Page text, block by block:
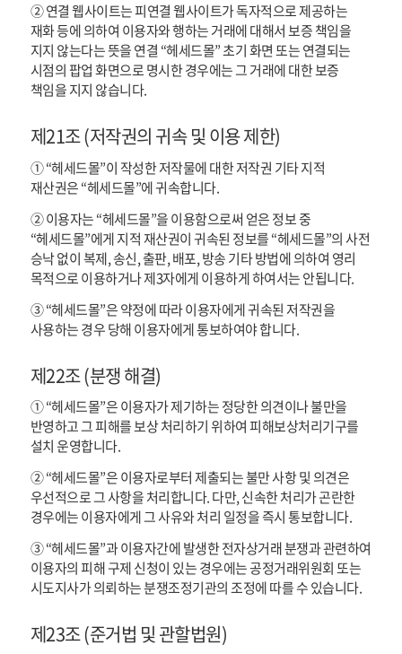
② 연결 웹사이트는 피연결 웹사이트가 독자적으로 제공하는
재화 등에 의하여 이용자와 행하는 거래에 대해서 보증 책임을
지지 않는다는 뜻을 연결 “헤세드몰” 초기 화면 또는 연결되는
시점의 팝업 화면으로 명시한 경우에는 그 거래에 대한 보증
책임을 지지 않습니다.
제21조 (저작권의 귀속 및 이용 제한)
① “헤세드몰”이 작성한 저작물에 대한 저작권 기타 지적
재산권은 “헤세드몰”에 귀속합니다.
② 이용자는 “헤세드몰”을 이용함으로써 얻은 정보 중
“헤세드몰”에게 지적 재산권이 귀속된 정보를 “헤세드몰”의 사전
승낙 없이 복제, 송신, 출판, 배포, 방송 기타 방법에 의하여 영리
목적으로 이용하거나 제3자에게 이용하게 하여서는 안됩니다.
③ “헤세드몰”은 약정에 따라 이용자에게 귀속된 저작권을
사용하는 경우 당해 이용자에게 통보하여야 합니다.
제22조 (분쟁 해결)
① “헤세드몰”은 이용자가 제기하는 정당한 의견이나 불만을
반영하고 그 피해를 보상 처리하기 위하여 피해보상처리기구를
설치 운영합니다.
② “헤세드몰”은 이용자로부터 제출되는 불만 사항 및 의견은
우선적으로 그 사항을 처리합니다. 다만, 신속한 처리가 곤란한
경우에는 이용자에게 그 사유와 처리 일정을 즉시 통보합니다.
③ “헤세드몰”과 이용자간에 발생한 전자상거래 분쟁과 관련하여
이용자의 피해 구제 신청이 있는 경우에는 공정거래위원회 또는
시도지사가 의뢰하는 분쟁조정기관의 조정에 따를 수 있습니다.
제23조 (준거법 및 관할법원)